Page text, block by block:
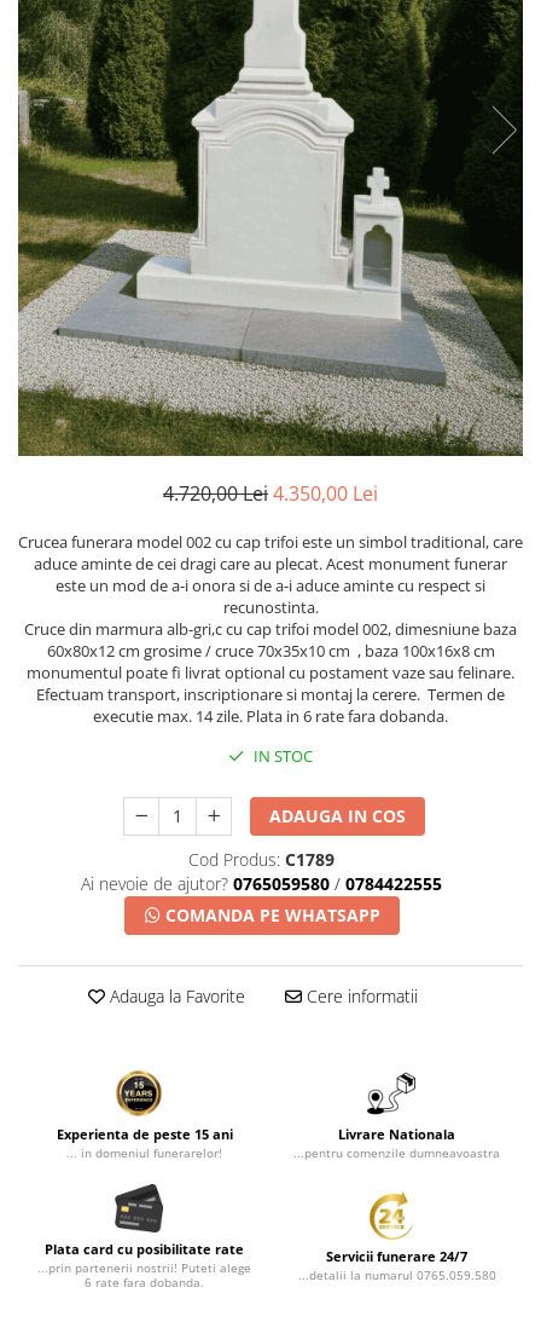
Placa memoriala
Placute ABS personalizate
Solutii intretinere granit si
marmura
4.720,00 Lei4.350,00 Lei
Crucea funerara model 002 cu cap trifoi este un simbol traditional, care
aduce aminte de cei dragi care au plecat. Acest monument funerar
este un mod de a-i onora si de a-i aduce aminte cu respect si
recunostinta.
Cruce din marmura alb-gri,c cu cap trifoi model 002, dimesniune baza
60x80x12 cm grosime / cruce 70x35x10 cm , baza 100x16x8 cm
monumentul poate fi livrat optional cu postament vaze sau felinare.
Efectuam transport, inscriptionare si montaj la cerere. Termen de
executie max. 14 zile. Plata in 6 rate fara dobanda.
IN STOC
ADAUGA IN COS
Cod Produs: C1789
Ai nevoie de ajutor? 0765059580 / 0784422555
COMANDA PE WHATSAPP
Adauga la Favorite Cere informatii
Experienta de peste 15 ani
... in domeniul funerarelor!
Livrare Nationala
...pentru comenzile dumneavoastra
Plata card cu posibilitate rate
...prin partenerii nostrii! Puteti alege
6 rate fara dobanda.
Servicii funerare 24/7
...detalii la numarul 0765.059.580